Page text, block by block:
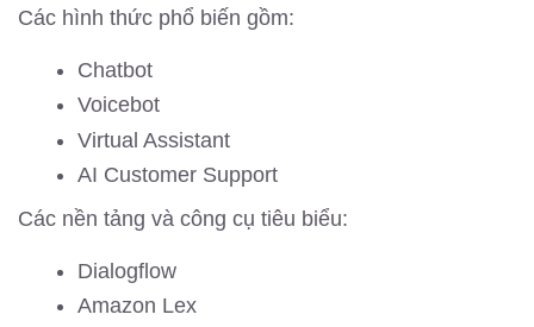
Các hình thức phổ biến gồm:
Chatbot
Voicebot
Virtual Assistant
AI Customer Support
Các nền tảng và công cụ tiêu biểu:
Dialogflow
Amazon Lex